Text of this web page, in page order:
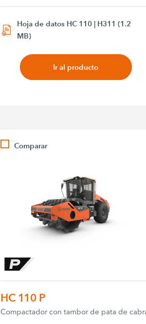
Hoja de datos HC 110 | H311 (1.2
MB)
Ir al producto
Comparar
HC 110 P
Compactador con tambor de pata de